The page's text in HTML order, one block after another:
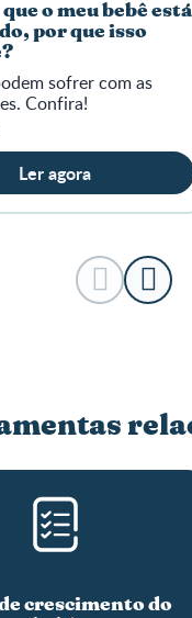
o meu bebê está
por que isso
sofrer com as
Confira!
Ler agora
crescimento do